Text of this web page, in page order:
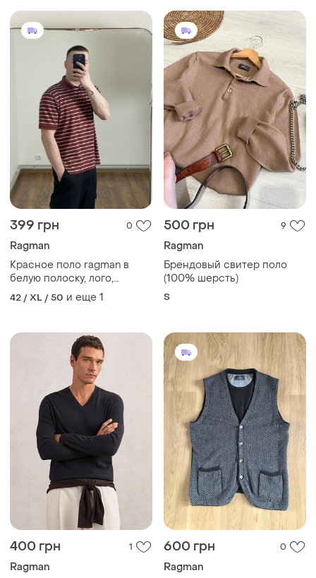
399 грн 0
Ragman
Красное поло ragman в
белую полоску, лого,
логотип, оригинал, с
воротником, тонкое
42 / XL / 50 и еще 1
500 грн 9
Ragman
Брендовый свитер поло
(100% шерсть)
S
400 грн 1
Ragman
600 грн 0
Ragman